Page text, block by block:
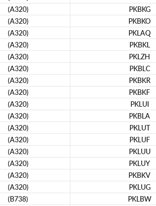
(A320) PKBKG
(A320) PKBKO
(A320) PKLAQ
(A320) PKBKL
(A320) PKLZH
(A320) PKBLC
(A320) PKBKR
(A320) PKBKF
(A320) PKLUI
(A320) PKBLA
(A320) PKLUT
(A320) PKLUF
(A320) PKLUU
(A320) PKLUY
(A320) PKBKV
(A320) PKLUG
(B738) PKLBW